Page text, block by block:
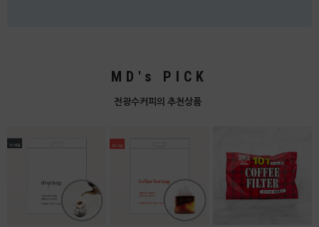
MD's PICK
전광수커피의 추천상품